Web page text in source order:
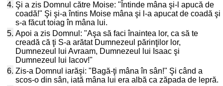
4. Şi a zis Domnul către Moise: "Întinde mâna şi-l apucă de
coadă!" Şi şi-a întins Moise mâna şi l-a apucat de coadă şi
s-a făcut toiag în mâna lui.
5. Apoi a zis Domnul: "Aşa să faci înaintea lor, ca să te
creadă că ţi S-a arătat Dumnezeul părinţilor lor,
Dumnezeul lui Avraam, Dumnezeul lui Isaac şi
Dumnezeul lui Iacov!"
6. Zis-a Domnul iarăşi: "Bagă-ţi mâna în sân!" Şi când a
scos-o din sân, iată mâna lui era albă ca zăpada de lepră.